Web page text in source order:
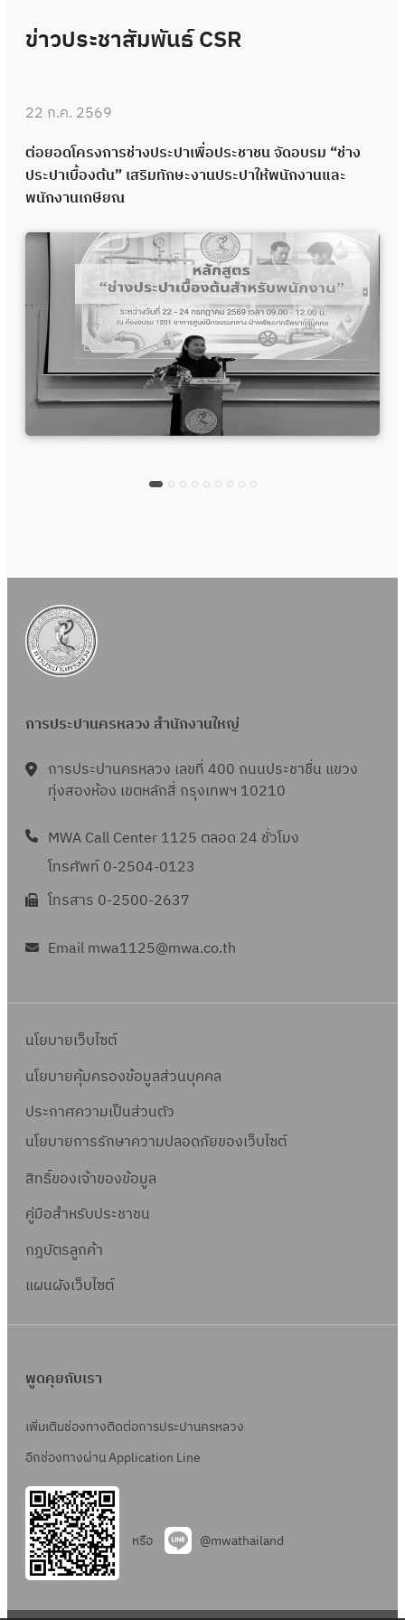
ข่าวประชาสัมพันธ์ CSR
22 ก.ค. 2569
ต่อยอดโครงการช่างประปาเพื่อประชาชน จัดอบรม “ช่าง
ประปาเบื้องต้น” เสริมทักษะงานประปาให้พนักงานและ
พนักงานเกษียณ
การประปานครหลวง สำนักงานใหญ่
การประปานครหลวง เลขที่ 400 ถนนประชาชื่น แขวง
ทุ่งสองห้อง เขตหลักสี่ กรุงเทพฯ 10210
MWA Call Center 1125 ตลอด 24 ชั่วโมง
โทรศัพท์ 0-2504-0123
โทรสาร 0-2500-2637
Email mwa1125@mwa.co.th
นโยบายเว็บไซต์
นโยบายคุ้มครองข้อมูลส่วนบุคคล
ประกาศความเป็นส่วนตัว
นโยบายการรักษาความปลอดภัยของเว็บไซต์
สิทธิ์ของเจ้าของข้อมูล
คู่มือสำหรับประชาชน
กฎบัตรลูกค้า
แผนผังเว็บไซต์
พูดคุยกับเรา
เพิ่มเติมช่องทางติดต่อการประปานครหลวง
อีกช่องทางผ่าน Application Line
หรือ @mwathailand